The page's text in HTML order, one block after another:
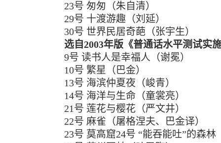
23号 匆匆（朱自清）
29号 十渡游趣（刘延）
30号 世界民居奇葩（张宇生）
选自2003年版《普通话水平测试实
9号 读书人是幸福人（谢冕）
10号 繁星（巴金）
13号 海滨仲夏夜（峻青）
14号 海洋与生命（童裳亮）
21号 莲花与樱花（严文井）
22号 麻雀（屠格涅夫、巴金译）
23号 莫高窟24号 “能吞能吐”的森林